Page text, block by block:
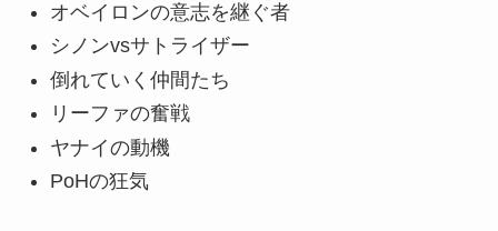
オベイロンの意志を継ぐ者
シノンvsサトライザー
倒れていく仲間たち
リーファの奮戦
ヤナイの動機
PoHの狂気